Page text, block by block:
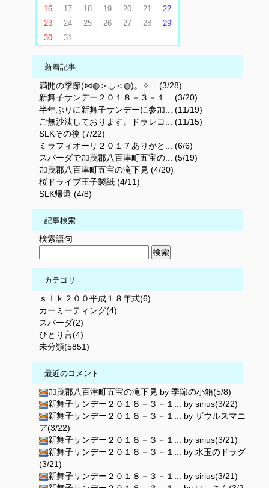
16
17 18 19 20 21
22
23
24 25 26 27 28
29
30
31
新着記事
満開の季節(⋈◍＞◡＜◍)。✧... (3/28)
新舞子サンデー２０１８－３－１... (3/20)
半年ぶりに新舞子サンデーに参加... (11/19)
ご無沙汰しております。ドラレコ... (11/15)
SLKその後 (7/22)
ミラフィオーリ２０１７ありがと... (6/6)
スパーダで加茂郡八百津町五宝の... (5/19)
加茂郡八百津町五宝の滝下見 (4/20)
桜ドライブ王子製紙 (4/11)
SLK帰還 (4/8)
記事検索
検索語句
カテゴリ
ｓｌｋ２００平成１８年式(6)
カーミーティング(4)
スパーダ(2)
ひとり言(4)
未分類(5851)
最近のコメント
加茂郡八百津町五宝の滝下見 by 季節の小箱(5/8)
新舞子サンデー２０１８－３－１... by sirius(3/22)
新舞子サンデー２０１８－３－１... by ザウルスマニ
ア(3/22)
新舞子サンデー２０１８－３－１... by sirius(3/21)
新舞子サンデー２０１８－３－１... by 水玉のドラグ
(3/21)
新舞子サンデー２０１８－３－１... by sirius(3/21)